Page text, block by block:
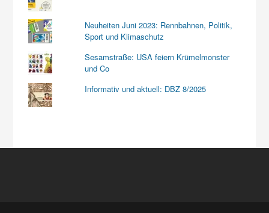
Neuheiten Juni 2023: Rennbahnen, Politik,
Sport und Klimaschutz
Sesamstraße: USA feiern Krümelmonster
und Co
Informativ und aktuell: DBZ 8/2025